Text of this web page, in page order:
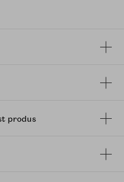
frecvent in cazul in
suficienta.
produs